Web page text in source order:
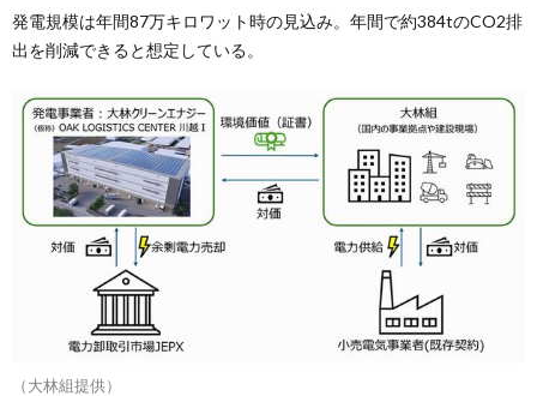
発電規模は年間87万キロワット時の見込み。年間で約384tのCO2排
出を削減できると想定している。
（大林組提供）